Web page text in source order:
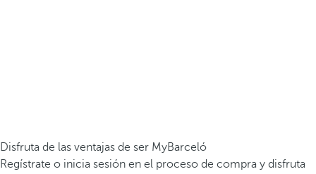
Disfruta de las ventajas de ser MyBarceló
Regístrate o inicia sesión en el proceso de compra y disfruta